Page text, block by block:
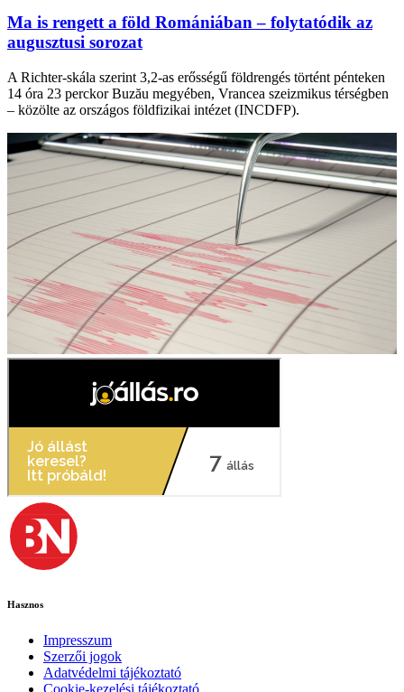
Ma is rengett a föld Romániában – folytatódik az
augusztusi sorozat
A Richter-skála szerint 3,2-as erősségű földrengés történt pénteken
14 óra 23 perckor Buzău megyében, Vrancea szeizmikus térségben
– közölte az országos földfizikai intézet (INCDFP).
Hasznos
Impresszum
Szerzői jogok
Adatvédelmi tájékoztató
Cookie-kezelési tájékoztató